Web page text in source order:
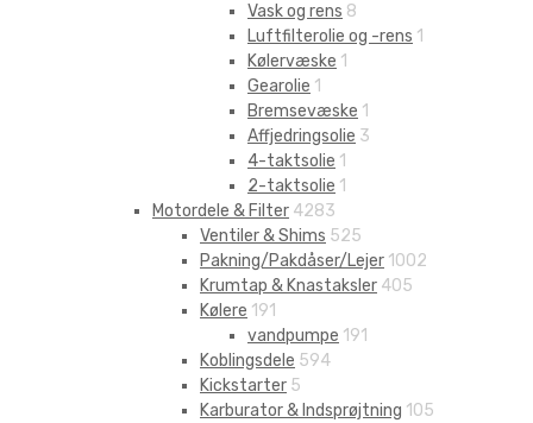
Vask og rens 8
Luftfilterolie og -rens 1
Kølervæske 1
Gearolie 1
Bremsevæske 1
Affjedringsolie 3
4-taktsolie 1
2-taktsolie 1
Motordele & Filter 4283
Ventiler & Shims 525
Pakning/Pakdåser/Lejer 1002
Krumtap & Knastaksler 405
Kølere 191
vandpumpe 191
Koblingsdele 594
Kickstarter 5
Karburator & Indsprøjtning 105